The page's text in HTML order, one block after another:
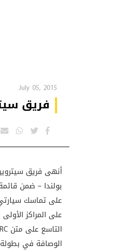
July 05, 2015
فريق
أنهى فريق
بولندا – ضمن
على تماسك
على المراكز
الوصافة في بطولة